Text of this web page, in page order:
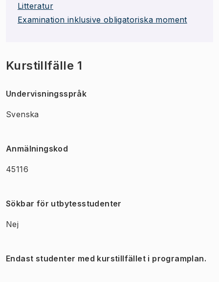
Litteratur
Examination inklusive obligatoriska moment
Kurstillfälle 1
Undervisningsspråk
Svenska
Anmälningskod
45116
Sökbar för utbytesstudenter
Nej
Endast studenter med kurstillfället i programplan.